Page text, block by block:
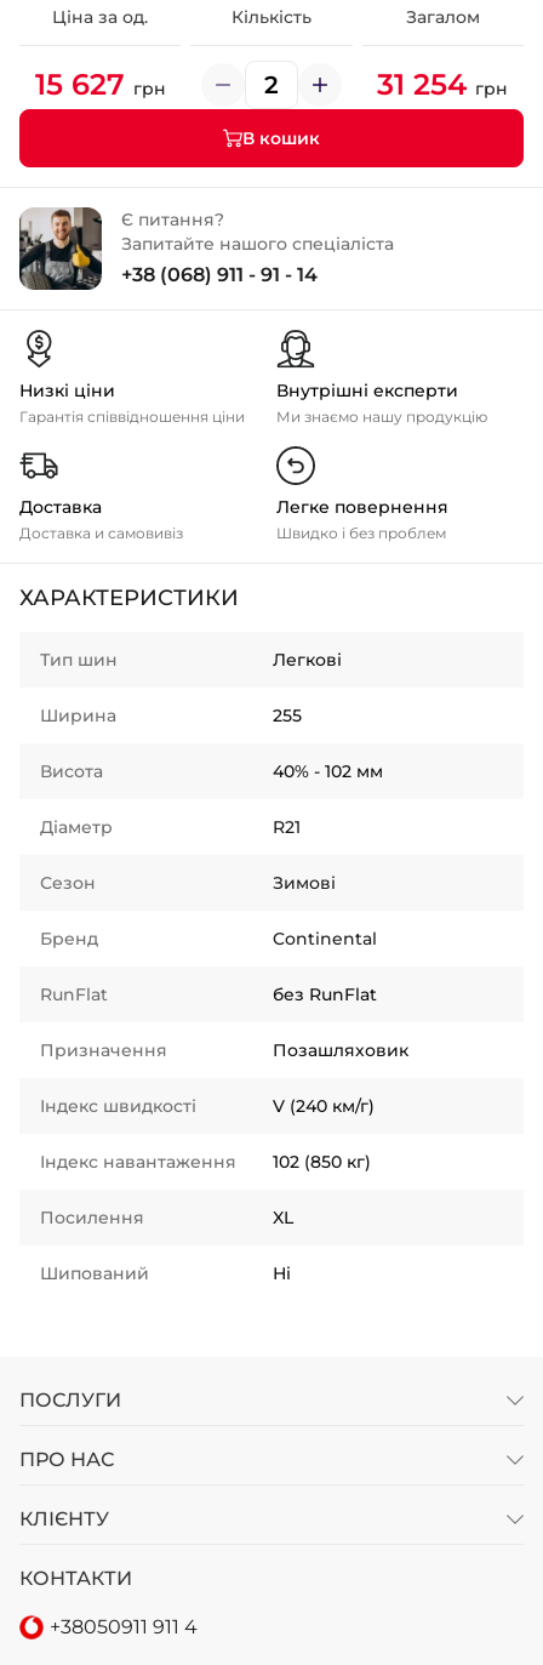
Ціна за од. Кількість Загалом
15 627 грн 31 254 грн
В кошик
Є питання?
Запитайте нашого спеціаліста
+38 (068) 911 - 91 - 14
Низкі ціни
Гарантія співвідношення ціни
Внутрішні експерти
Ми знаємо нашу продукцію
Доставка
Доставка и самовивіз
Легке повернення
Швидко і без проблем
ХАРАКТЕРИСТИКИ
Тип шин Легкові
Ширина 255
Висота 40% - 102 мм
Діаметр R21
Сезон Зимові
Бренд Continental
RunFlat без RunFlat
Призначення Позашляховик
Індекс швидкості V (240 км/г)
Індекс навантаження 102 (850 кг)
Посилення XL
Шипований Ні
ПОСЛУГИ
ПРО НАС
КЛІЄНТУ
КОНТАКТИ
+38050911 911 4